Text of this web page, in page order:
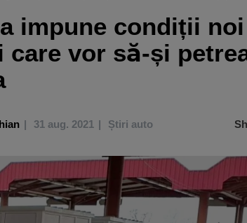
impune condiții
care vor să-și
31 aug. 2021 Știri auto